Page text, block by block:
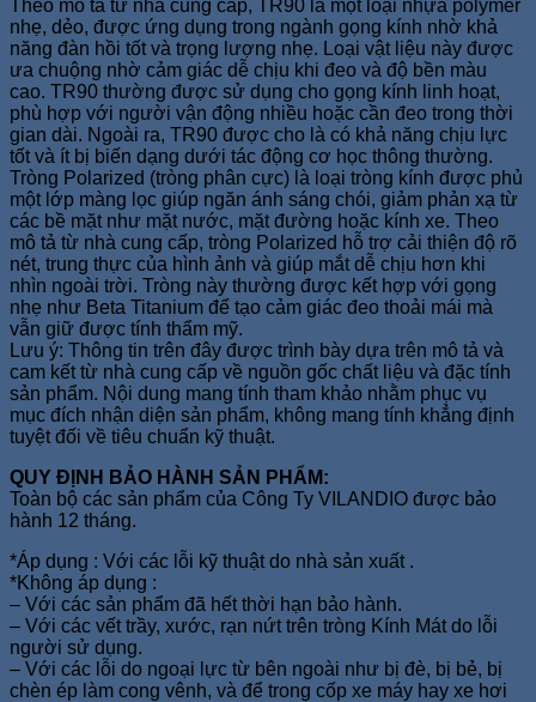
Theo mô tả từ nhà cung cấp, TR90 là một loại nhựa polymer
nhẹ, dẻo, được ứng dụng trong ngành gọng kính nhờ khả
năng đàn hồi tốt và trọng lượng nhẹ. Loại vật liệu này được
ưa chuộng nhờ cảm giác dễ chịu khi đeo và độ bền màu
cao. TR90 thường được sử dụng cho gọng kính linh hoạt,
phù hợp với người vận động nhiều hoặc cần đeo trong thời
gian dài. Ngoài ra, TR90 được cho là có khả năng chịu lực
tốt và ít bị biến dạng dưới tác động cơ học thông thường.
Tròng Polarized (tròng phân cực) là loại tròng kính được phủ
một lớp màng lọc giúp ngăn ánh sáng chói, giảm phản xạ từ
các bề mặt như mặt nước, mặt đường hoặc kính xe. Theo
mô tả từ nhà cung cấp, tròng Polarized hỗ trợ cải thiện độ rõ
nét, trung thực của hình ảnh và giúp mắt dễ chịu hơn khi
nhìn ngoài trời. Tròng này thường được kết hợp với gọng
nhẹ như Beta Titanium để tạo cảm giác đeo thoải mái mà
vẫn giữ được tính thẩm mỹ.
Lưu ý: Thông tin trên đây được trình bày dựa trên mô tả và
cam kết từ nhà cung cấp về nguồn gốc chất liệu và đặc tính
sản phẩm. Nội dung mang tính tham khảo nhằm phục vụ
mục đích nhận diện sản phẩm, không mang tính khẳng định
tuyệt đối về tiêu chuẩn kỹ thuật.
QUY ĐỊNH BẢO HÀNH SẢN PHẨM:
Toàn bộ các sản phẩm của Công Ty VILANDIO được bảo
hành 12 tháng.
*Áp dụng : Với các lỗi kỹ thuật do nhà sản xuất .
*Không áp dụng :
– Với các sản phẩm đã hết thời hạn bảo hành.
– Với các vết trầy, xước, rạn nứt trên tròng Kính Mát do lỗi
người sử dụng.
– Với các lỗi do ngoại lực từ bên ngoài như bị đè, bị bẻ, bị
chèn ép làm cong vênh, và để trong cốp xe máy hay xe hơi